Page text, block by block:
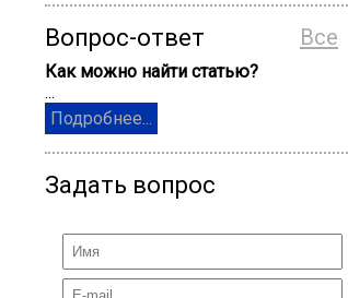
Все
Вопрос-ответ
Как можно найти статью?
...
Подробнее...
Задать вопрос